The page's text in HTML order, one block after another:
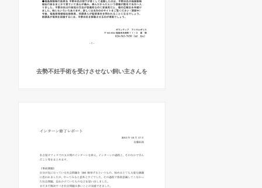
去勢不妊手術を受けさせない飼い主さんを